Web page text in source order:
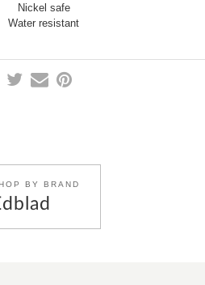
Nickel safe
Water resistant
BY BRAND